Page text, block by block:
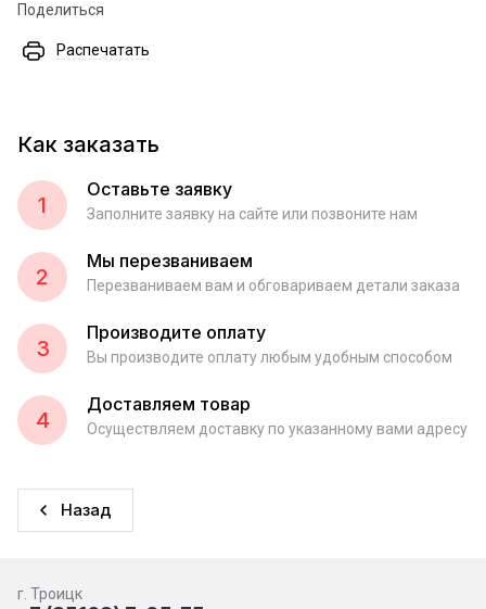
Поделиться
Распечатать
Как заказать
1
Оставьте заявку
Заполните заявку на сайте или позвоните нам
2
Мы перезваниваем
Перезваниваем вам и обговариваем детали заказа
3
Производите оплату
Вы производите оплату любым удобным способом
4
Доставляем товар
Осуществляем доставку по указанному вами адресу
Назад
г. Троицк